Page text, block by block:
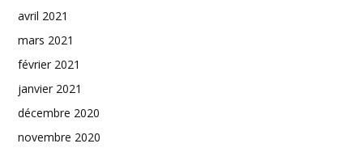
avril 2021
mars 2021
février 2021
janvier 2021
décembre 2020
novembre 2020